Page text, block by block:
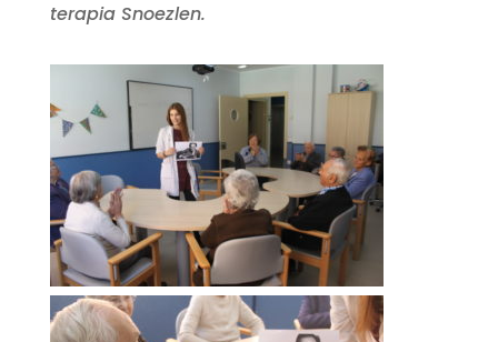
terapia Snoezlen.